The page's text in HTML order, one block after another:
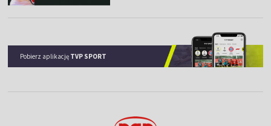
Pobierz aplikację TVP SPORT